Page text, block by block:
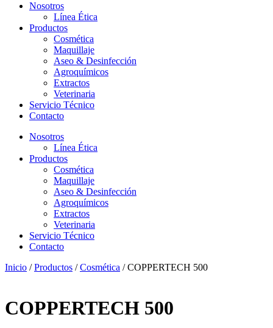
Nosotros
Línea Ética
Productos
Cosmética
Maquillaje
Aseo & Desinfección
Agroquímicos
Extractos
Veterinaria
Servicio Técnico
Contacto
Nosotros
Línea Ética
Productos
Cosmética
Maquillaje
Aseo & Desinfección
Agroquímicos
Extractos
Veterinaria
Servicio Técnico
Contacto
Inicio /Productos /Cosmética / COPPERTECH 500
COPPERTECH 500